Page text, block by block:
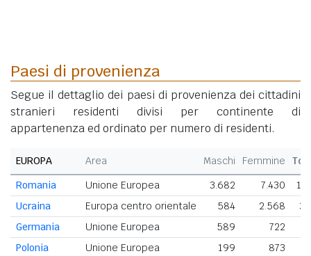
Paesi di provenienza
Segue il dettaglio dei paesi di provenienza dei cittadini
stranieri residenti divisi per continente di
appartenenza ed ordinato per numero di residenti.
EUROPA Area Maschi Femmine
Romania
Unione Europea 3.682 7.430
Ucraina
Europa centro orientale 584 2.568
Germania
Unione Europea 589 722
Polonia
Unione Europea 199 873